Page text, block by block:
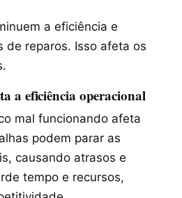
a eficiência e
de reparos. Isso afeta os
a eficiência operacional
mal funcionando afeta
podem parar as
causando atrasos e
tempo e recursos,